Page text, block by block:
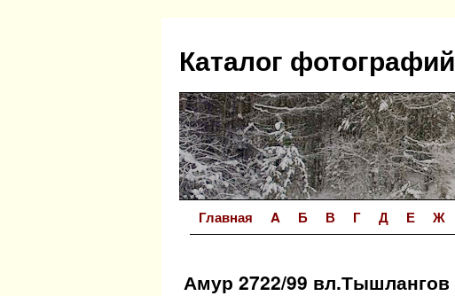
содержимому
Каталог
Главная A Б В Г Д Е Ж
Амур 2722/99 вл.Тышлангов